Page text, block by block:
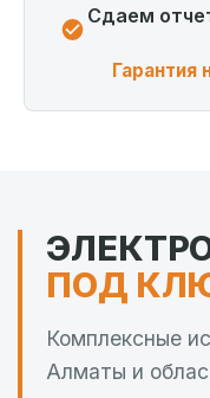
Сдаем
Гарантия
ПОД
Комплексные
Алматы и